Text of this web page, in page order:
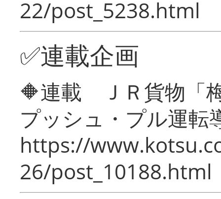
22/post_5238.html
✅連載企画
🔶連載 ＪＲ貨物「
プッシュ・プル運転
https://
26/post_10188.html